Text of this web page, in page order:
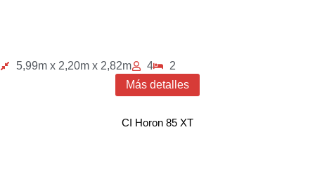
5,99m x 2,20m x 2,82m 4
2
Más detalles
CI Horon 85 XT